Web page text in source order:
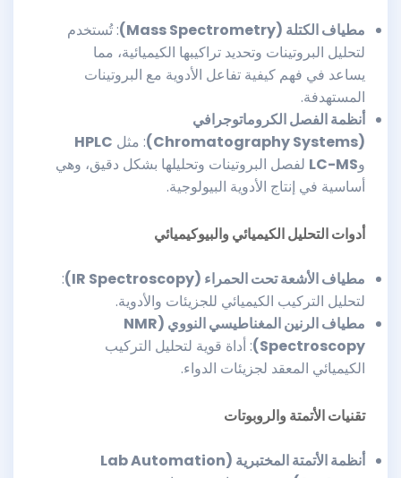
مطياف الكتلة (Mass Spectrometry)
: تُستخدم
لتحليل البروتينات وتحديد تراكيبها الكيميائية، مما
يساعد في فهم كيفية تفاعل الأدوية مع البروتينات
المستهدفة.
أنظمة الفصل الكروماتوجرافي
(Chromatography Systems)
: مثل HPLC
وLC-MS لفصل البروتينات وتحليلها بشكل دقيق، وهي
أساسية في إنتاج الأدوية البيولوجية.
أدوات التحليل الكيميائي والبيوكيميائي
مطياف الأشعة تحت الحمراء (IR Spectroscopy)
:
لتحليل التركيب الكيميائي للجزيئات والأدوية.
مطياف الرنين المغناطيسي النووي (NMR
Spectroscopy) : أداة قوية لتحليل التركيب
الكيميائي المعقد لجزيئات الدواء.
تقنيات الأتمتة والروبوتات
أنظمة الأتمتة المختبرية (Lab Automation